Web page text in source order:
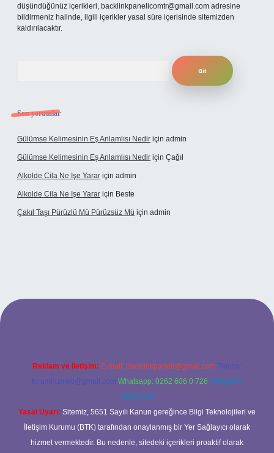
düşündüğünüz içerikleri, backlinkpanelicomtr@gmail.com adresine
bildirmeniz halinde, ilgili içerikler yasal süre içerisinde sitemizden
kaldırılacaktır.
Son yorumlar
Gülümse Kelimesinin Eş Anlamlısı Nedir için admin
Gülümse Kelimesinin Eş Anlamlısı Nedir için Çağıl
Alkolde Cila Ne Işe Yarar için admin
Alkolde Cila Ne Işe Yarar için Beste
Çakıl Taşı Pürüzlü Mü Pürüzsüz Mü için admin
Reklam ve İletişim: E-mail: backlinkpaneli@gmail.com Teams:
forumhizmeti@gmail.com Whatsapp: 0262 606 0 726 Telegram:
@karabul
Yasal Uyarı: Sitemiz, 5651 Sayılı Kanun gereğince Bilgi Teknolojileri ve
İletişim Kurumu (BTK) tarafından onaylanmış bir Yer Sağlayıcı olarak
hizmet vermektedir. Bu nedenle, sitedeki içerikleri proaktif olarak